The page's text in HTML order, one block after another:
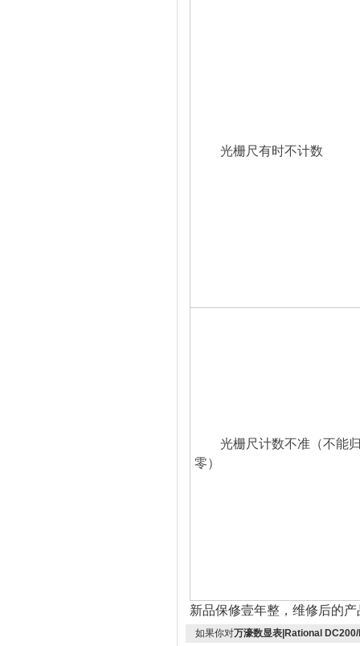
光栅尺有时不计数
光栅尺计数不准（不能
零）
新品保修壹年整，维修后的
如果你对万濠数显表|Rational